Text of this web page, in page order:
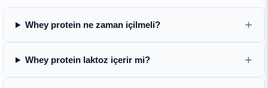
Whey protein ne zaman içilmeli?
Whey protein laktoz içerir mi?